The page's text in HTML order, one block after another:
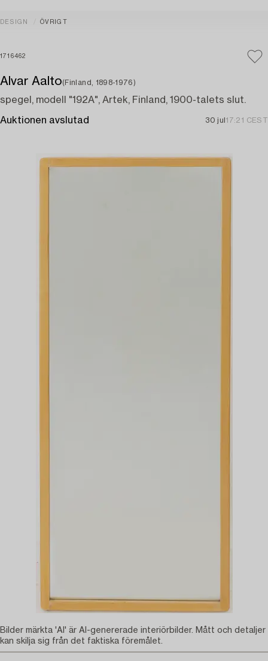
DESIGN ÖVRIGT
1716462
Alvar Aalto(Finland, 1898-1976)
spegel, modell "192A", Artek, Finland, 1900-talets slut.
Auktionen avslutad 30 jul 17:21 CEST
Bilder märkta 'AI' är AI-genererade interiörbilder. Mått och detaljer
kan skilja sig från det faktiska föremålet.